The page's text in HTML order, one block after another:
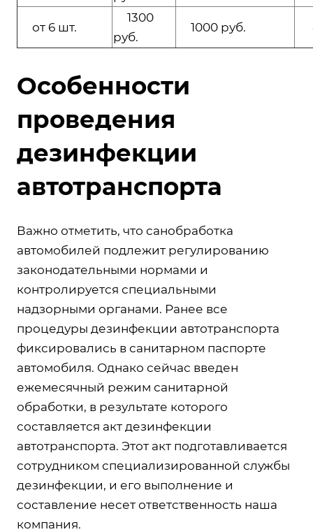
от 6 шт.
1300
руб.
1000 руб.
Особенности
проведения
дезинфекции
автотранспорта
Важно отметить, что санобработка
автомобилей подлежит регулированию
законодательными нормами и
контролируется специальными
надзорными органами. Ранее все
процедуры дезинфекции автотранспорта
фиксировались в санитарном паспорте
автомобиля. Однако сейчас введен
ежемесячный режим санитарной
обработки, в результате которого
составляется акт дезинфекции
автотранспорта. Этот акт подготавливается
сотрудником специализированной службы
дезинфекции, и его выполнение и
составление несет ответственность наша
компания.